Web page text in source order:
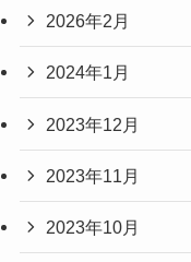
2026年2月
2024年1月
2023年12月
2023年11月
2023年10月